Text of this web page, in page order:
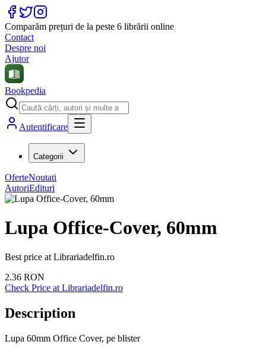
Comparăm prețuri de la peste 6 librării online
Contact
Despre noi
Ajutor
Bookpedia
Autentificare
Categorii
OferteNoutati
AutoriEdituri
Lupa Office-Cover, 60mm
Best price at Librariadelfin.ro
2.36 RON
Check Price at Librariadelfin.ro
Description
Lupa 60mm Office Cover, pe blister